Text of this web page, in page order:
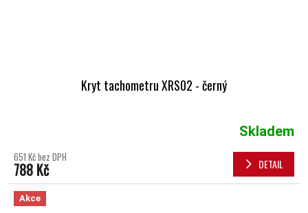
Kryt tachometru XRS02 - černý
Skladem
651 Kč bez DPH
788 Kč DETAIL
Akce